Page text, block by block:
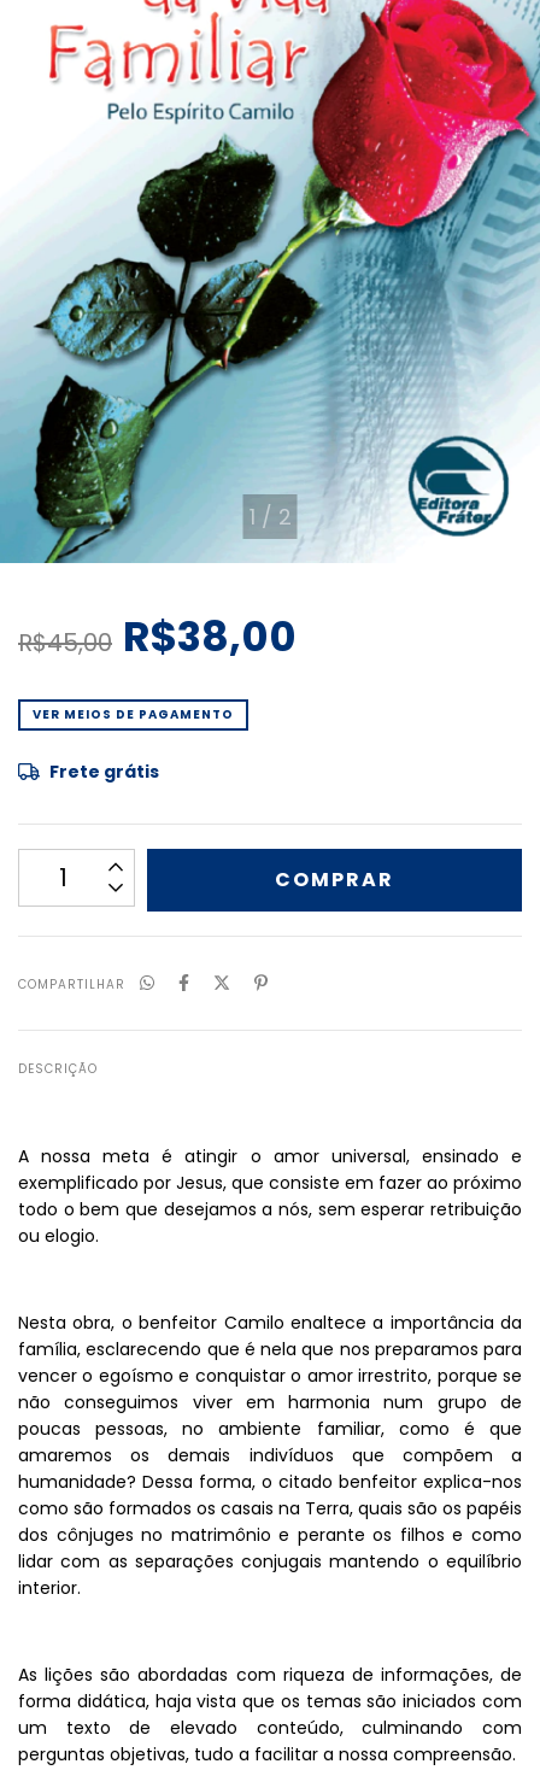
1 / 2
R$45,00 R$38,00
VER MEIOS DE PAGAMENTO
Frete grátis
COMPARTILHAR
DESCRIÇÃO
A nossa meta é atingir o amor universal, ensinado e
exemplificado por Jesus, que consiste em fazer ao próximo
todo o bem que desejamos a nós, sem esperar retribuição
ou elogio.
Nesta obra, o benfeitor Camilo enaltece a importância da
família, esclarecendo que é nela que nos preparamos para
vencer o egoísmo e conquistar o amor irrestrito, porque se
não conseguimos viver em harmonia num grupo de
poucas pessoas, no ambiente familiar, como é que
amaremos os demais indivíduos que compõem a
humanidade? Dessa forma, o citado benfeitor explica-nos
como são formados os casais na Terra, quais são os papéis
dos cônjuges no matrimônio e perante os filhos e como
lidar com as separações conjugais mantendo o equilíbrio
interior.
As lições são abordadas com riqueza de informações, de
forma didática, haja vista que os temas são iniciados com
um texto de elevado conteúdo, culminando com
perguntas objetivas, tudo a facilitar a nossa compreensão.